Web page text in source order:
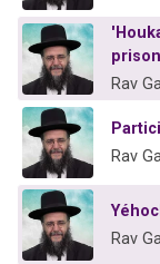
Rav
Rav
Rav